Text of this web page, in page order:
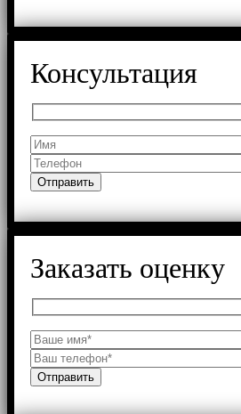
Консультация
Заказать оценку